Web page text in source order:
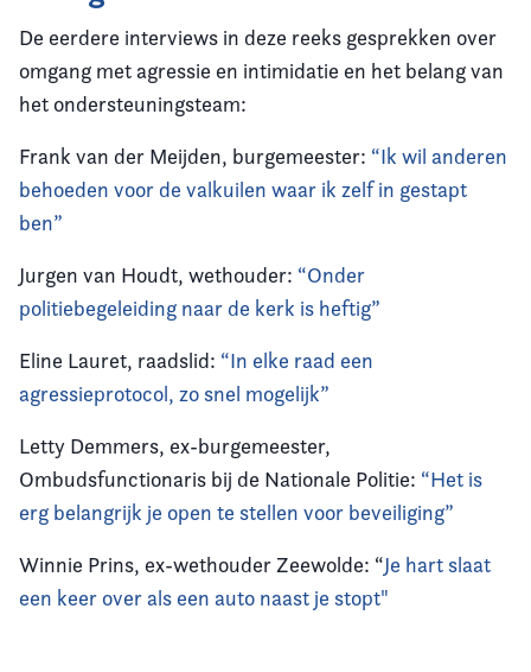
De eerdere interviews in deze reeks gesprekken over
omgang met agressie en intimidatie en het belang van
het ondersteuningsteam:
Frank van der Meijden, burgemeester: “Ik wil anderen
behoeden voor de valkuilen waar ik zelf in gestapt
ben”
Jurgen van Houdt, wethouder: “Onder
politiebegeleiding naar de kerk is heftig”
Eline Lauret, raadslid: “In elke raad een
agressieprotocol, zo snel mogelijk”
Letty Demmers, ex-burgemeester,
Ombudsfunctionaris bij de Nationale Politie: “Het is
erg belangrijk je open te stellen voor beveiliging”
Winnie Prins, ex-wethouder Zeewolde: “Je hart slaat
een keer over als een auto naast je stopt"